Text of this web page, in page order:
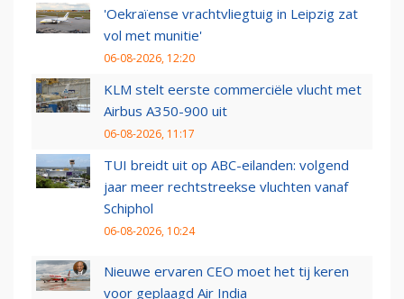
'Oekraïense vrachtvliegtuig in Leipzig zat
vol met munitie'
06-08-2026, 12:20
KLM stelt eerste commerciële vlucht met
Airbus A350-900 uit
06-08-2026, 11:17
TUI breidt uit op ABC-eilanden: volgend
jaar meer rechtstreekse vluchten vanaf
Schiphol
06-08-2026, 10:24
Nieuwe ervaren CEO moet het tij keren
voor geplaagd Air India